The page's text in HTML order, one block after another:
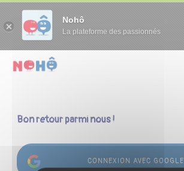
Nohô
La plateforme des passionnés
Bon retour parmi nous !
CONNEXION AVEC GOOGLE
Panneau de gestion des cookies